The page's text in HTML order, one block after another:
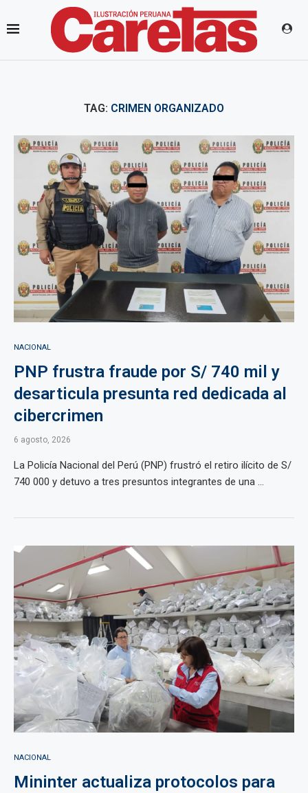
TAG: CRIMEN ORGANIZADO
NACIONAL
PNP frustra fraude por S/ 740 mil y
desarticula presunta red dedicada al
cibercrimen
6 agosto, 2026
La Policía Nacional del Perú (PNP) frustró el retiro ilícito de S/
740 000 y detuvo a tres presuntos integrantes de una ...
NACIONAL
Mininter actualiza protocolos para